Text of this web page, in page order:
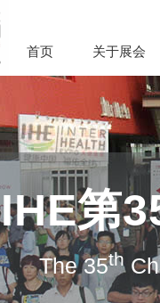
首页 关于展会
IHE第
The 35th